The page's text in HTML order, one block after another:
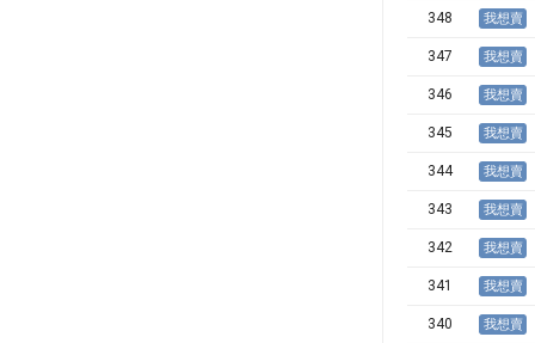
348 我想賣
347 我想賣
346 我想賣
345 我想賣
344 我想賣
343 我想賣
342 我想賣
341 我想賣
340 我想賣